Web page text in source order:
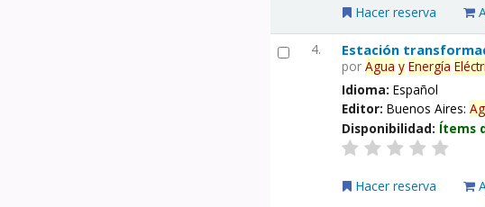
Hacer reserva
4. Estación
porAgua y Energía
Idioma:Español
Editor:Buenos Aires:
Disponibilidad: Ítems
Hacer reserva